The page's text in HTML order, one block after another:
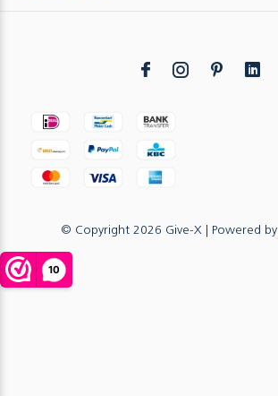
© Copyright 2026 Give-X | Powered by